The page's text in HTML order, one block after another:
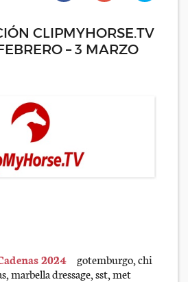
CLIPMYHORSE.TV
– 3 MARZO
2024 gotemburgo, chi
marbella dressage, sst, met